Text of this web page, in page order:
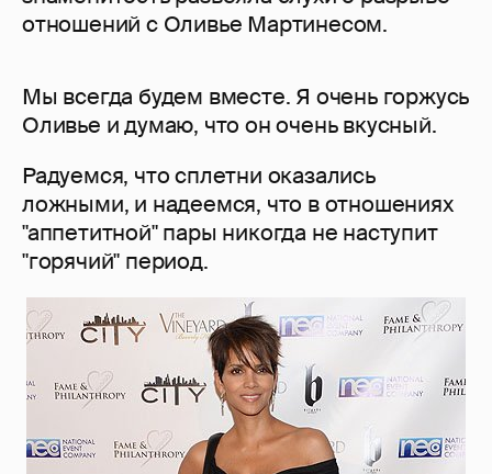
отношений с Оливье Мартинесом.
Мы всегда будем вместе. Я очень горжусь
Оливье и думаю, что он очень вкусный.
Радуемся, что сплетни оказались
ложными, и надеемся, что в отношениях
"аппетитной" пары никогда не наступит
"горячий" период.